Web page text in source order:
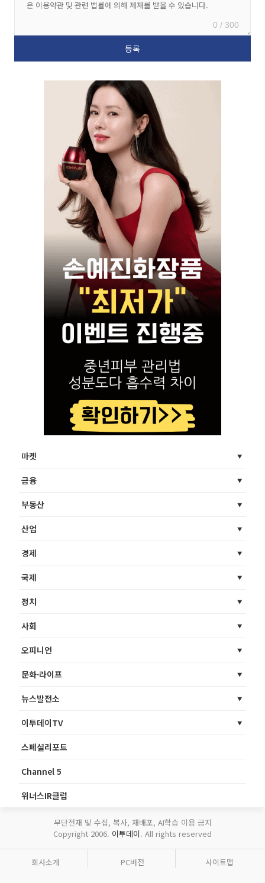
0 / 300
마켓
금융
부동산
산업
경제
국제
정치
사회
오피니언
문화·라이프
뉴스발전소
이투데이TV
스페셜리포트
Channel 5
위너스IR클럽
무단전재 및 수집, 복사, 재배포, AI학습 이용 금지
Copyright 2006. 이투데이. All rights reserved
회사소개 PC버전 사이트맵